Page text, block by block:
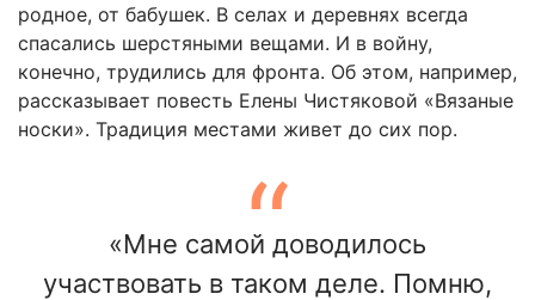
родное, от бабушек. В селах и деревнях всегда
спасались шерстяными вещами. И в войну,
конечно, трудились для фронта. Об этом, например,
рассказывает повесть Елены Чистяковой «Вязаные
носки». Традиция местами живет до сих пор.
«Мне самой доводилось
участвовать в таком деле. Помню,